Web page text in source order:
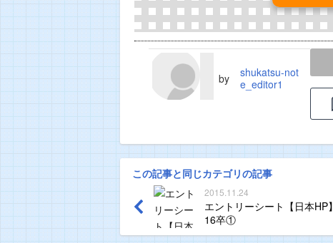
by
shukatsu-not
e_editor1
LINE
この記事と同じカテゴリの記事
2015.11.24
エントリーシート【日本HP】
16卒①